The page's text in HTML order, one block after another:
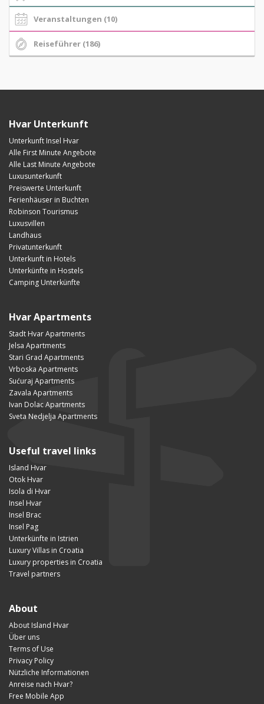
Veranstaltungen (10)
Reiseführer (186)
Hvar Unterkunft
Unterkunft Insel Hvar
Alle First Minute Angebote
Alle Last Minute Angebote
Luxusunterkunft
Preiswerte Unterkunft
Ferienhäuser in Buchten
Robinson Tourismus
Luxusvillen
Landhaus
Privatunterkunft
Unterkunft in Hotels
Unterkünfte in Hostels
Camping Unterkünfte
Hvar Apartments
Stadt Hvar Apartments
Jelsa Apartments
Stari Grad Apartments
Vrboska Apartments
Sućuraj Apartments
Zavala Apartments
Ivan Dolac Apartments
Sveta Nedjelja Apartments
Useful travel links
Island Hvar
Otok Hvar
Isola di Hvar
Insel Hvar
Insel Brac
Insel Pag
Unterkünfte in Istrien
Luxury Villas in Croatia
Luxury properties in Croatia
Travel partners
About
About Island Hvar
Über uns
Terms of Use
Privacy Policy
Nützliche Informationen
Anreise nach Hvar?
Free Mobile App